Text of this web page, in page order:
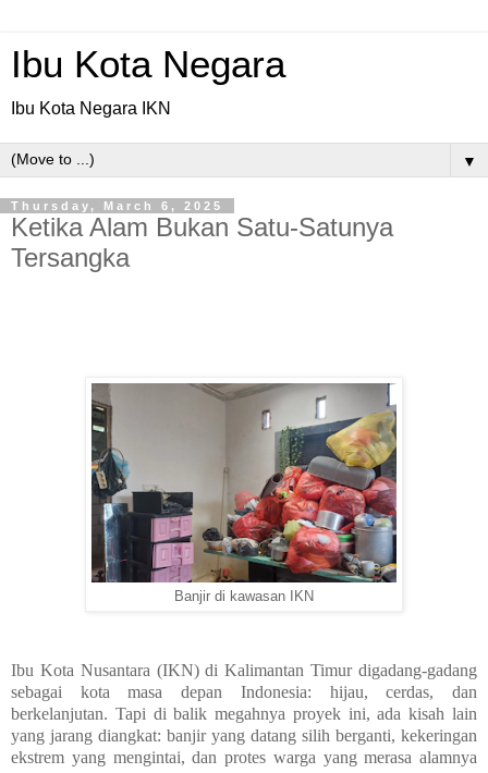
Ibu Kota Negara
Ibu Kota Negara IKN
▼
Thursday, March 6, 2025
Ketika Alam Bukan Satu-Satunya
Tersangka
Banjir di kawasan IKN
Ibu Kota Nusantara (IKN) di Kalimantan Timur digadang-gadang
sebagai kota masa depan Indonesia: hijau, cerdas, dan
berkelanjutan. Tapi di balik megahnya proyek ini, ada kisah lain
yang jarang diangkat: banjir yang datang silih berganti, kekeringan
ekstrem yang mengintai, dan protes warga yang merasa alamnya